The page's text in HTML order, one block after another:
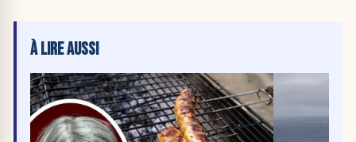
À LIRE AUSSI